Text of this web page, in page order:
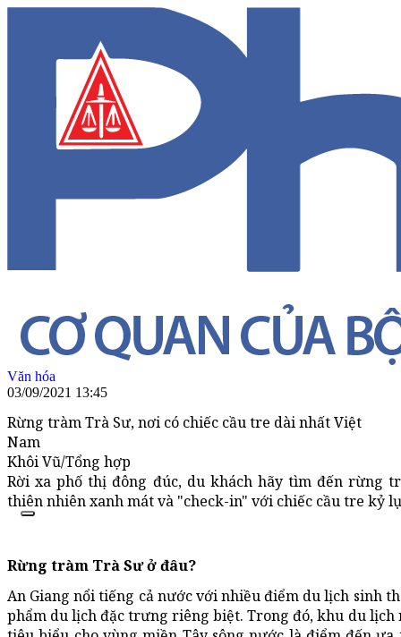
Văn hóa
03/09/2021 13:45
Rừng tràm Trà Sư, nơi có chiếc cầu tre dài nhất Việt
Nam
Khôi Vũ/Tổng hợp
Rời xa phố thị đông đúc, du khách hãy tìm đến rừng
thiên nhiên xanh mát và "check-in" với chiếc cầu tre kỷ
Rừng tràm Trà Sư ở đâu?
An Giang nổi tiếng cả nước với nhiều điểm du lịch sinh
phẩm du lịch đặc trưng riêng biệt. Trong đó, khu du